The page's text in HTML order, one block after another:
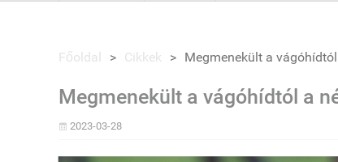
Főoldal > Cikkek > Megmenekült a
Megmenekült a vágóhídtól a
2023-03-28